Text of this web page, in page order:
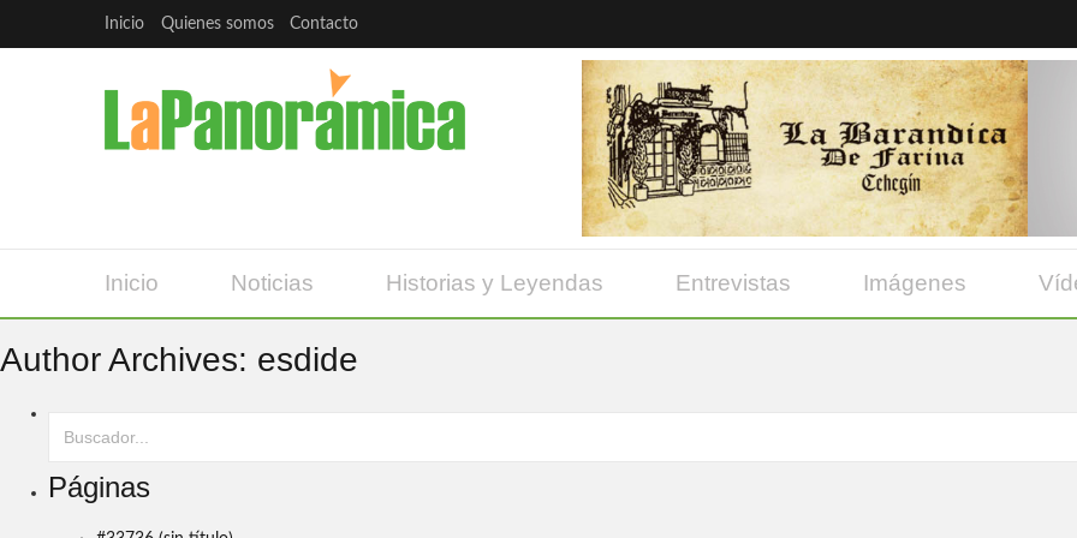
Inicio Quienes somos Contacto
Inicio Noticias Historias y Leyendas Entrevistas Imágenes
Author Archives: esdide
Páginas